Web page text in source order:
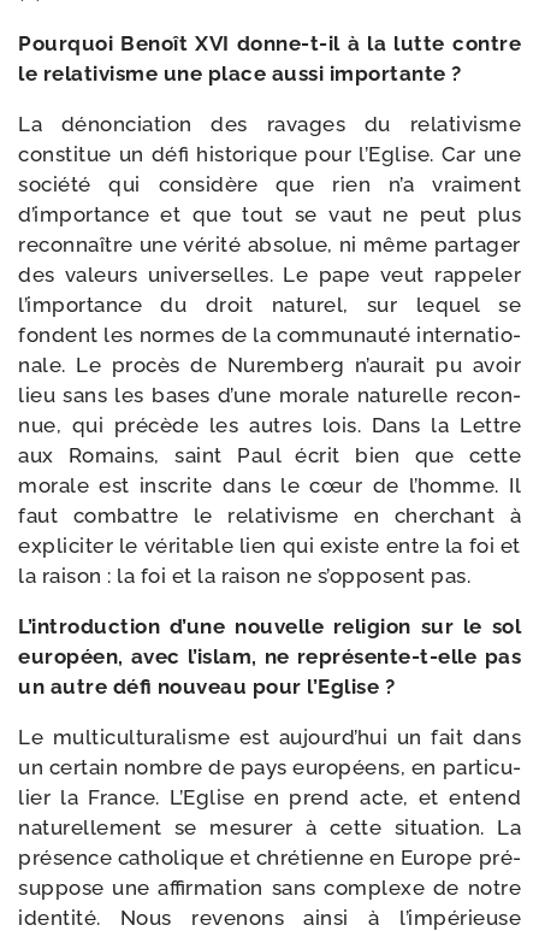
Pourquoi Benoît XVI donne-​t-​il à la lutte contre
le rela­ti­visme une place aus­si importante ?
La dénon­cia­tion des ravages du rela­ti­visme
consti­tue un défi his­to­rique pour l’Eglise. Car une
socié­té qui consi­dère que rien n’a vrai­ment
d’importance et que tout se vaut ne peut plus
recon­naître une véri­té abso­lue, ni même par­ta­ger
des valeurs uni­ver­selles. Le pape veut rap­pe­ler
l’importance du droit natu­rel, sur lequel se
fondent les normes de la com­mu­nau­té inter­na­tio­
nale. Le pro­cès de Nuremberg n’aurait pu avoir
lieu sans les bases d’une morale natu­relle recon­
nue, qui pré­cède les autres lois. Dans la Lettre
aux Romains, saint Paul écrit bien que cette
morale est ins­crite dans le cœur de l’homme. Il
faut com­battre le rela­ti­visme en cher­chant à
expli­ci­ter le véri­table lien qui existe entre la foi et
la rai­son : la foi et la rai­son ne s’opposent pas.
L’introduction d’une nou­velle reli­gion sur le sol
euro­péen, avec l’islam, ne représente-​t-​elle pas
un autre défi nou­veau pour l’Eglise ?
Le mul­ti­cul­tu­ra­lisme est aujourd’hui un fait dans
un cer­tain nombre de pays euro­péens, en par­ti­cu­
lier la France. L’Eglise en prend acte, et entend
natu­rel­le­ment se mesu­rer à cette situa­tion. La
pré­sence catho­lique et chré­tienne en Europe pré­
sup­pose une affir­ma­tion sans com­plexe de notre
iden­ti­té. Nous reve­nons ain­si à l’impérieuse